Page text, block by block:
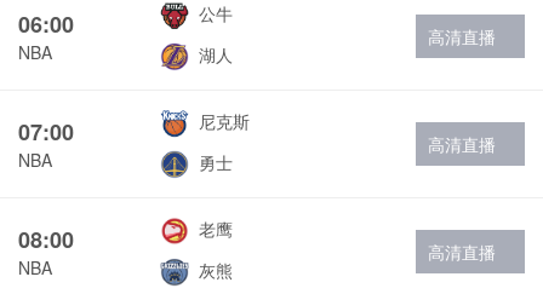
06:00
NBA
公牛
湖人
高清直播
07:00
NBA
尼克斯
勇士
高清直播
08:00
NBA
老鹰
灰熊
高清直播